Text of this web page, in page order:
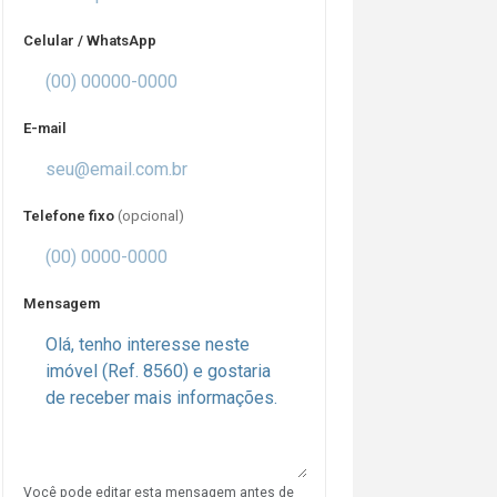
Celular / WhatsApp
E-mail
Telefone fixo (opcional)
Mensagem
Você pode editar esta mensagem antes de